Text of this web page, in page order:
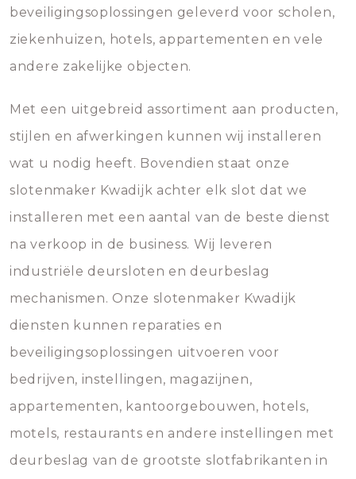
beveiligingsoplossingen geleverd voor scholen,
ziekenhuizen, hotels, appartementen en vele
andere zakelijke objecten.
Met een uitgebreid assortiment aan producten,
stijlen en afwerkingen kunnen wij installeren
wat u nodig heeft. Bovendien staat onze
slotenmaker Kwadijk achter elk slot dat we
installeren met een aantal van de beste dienst
na verkoop in de business. Wij leveren
industriële deursloten en deurbeslag
mechanismen. Onze slotenmaker Kwadijk
diensten kunnen reparaties en
beveiligingsoplossingen uitvoeren voor
bedrijven, instellingen, magazijnen,
appartementen, kantoorgebouwen, hotels,
motels, restaurants en andere instellingen met
deurbeslag van de grootste slotfabrikanten in